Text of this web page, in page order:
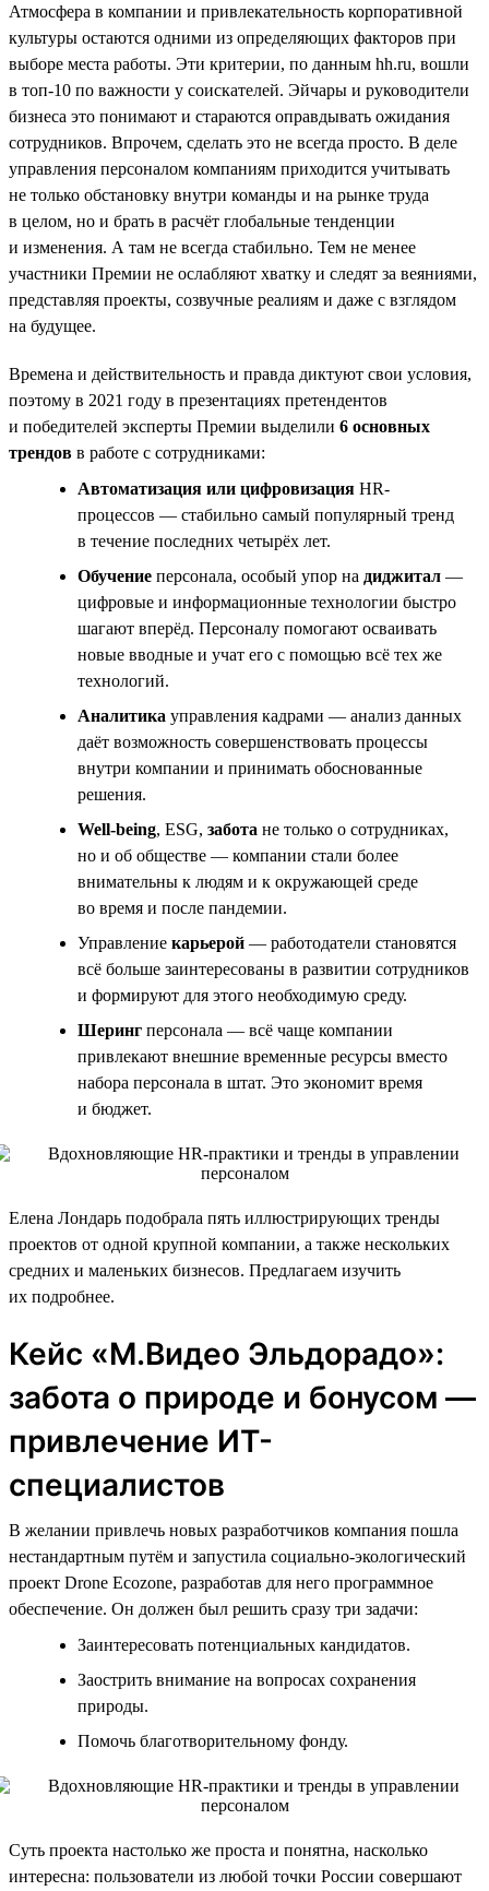
Атмосфера в компании и привлекательность корпоративной
культуры остаются одними из определяющих факторов при
выборе места работы. Эти критерии, по данным hh.ru, вошли
в топ-10 по важности у соискателей. Эйчары и руководители
бизнеса это понимают и стараются оправдывать ожидания
сотрудников. Впрочем, сделать это не всегда просто. В деле
управления персоналом компаниям приходится учитывать
не только обстановку внутри команды и на рынке труда
в целом, но и брать в расчёт глобальные тенденции
и изменения. А там не всегда стабильно. Тем не менее
участники Премии не ослабляют хватку и следят за веяниями,
представляя проекты, созвучные реалиям и даже с взглядом
на будущее.
Времена и действительность и правда диктуют свои условия,
поэтому в 2021 году в презентациях претендентов
и победителей эксперты Премии выделили 6 основных
трендов в работе с сотрудниками:
Автоматизация или цифровизация HR-
процессов — стабильно самый популярный тренд
в течение последних четырёх лет.
Обучение персонала, особый упор на диджитал —
цифровые и информационные технологии быстро
шагают вперёд. Персоналу помогают осваивать
новые вводные и учат его с помощью всё тех же
технологий.
Аналитика управления кадрами — анализ данных
даёт возможность совершенствовать процессы
внутри компании и принимать обоснованные
решения.
Well-being, ESG, забота не только о сотрудниках,
но и об обществе — компании стали более
внимательны к людям и к окружающей среде
во время и после пандемии.
Управление карьерой — работодатели становятся
всё больше заинтересованы в развитии сотрудников
и формируют для этого необходимую среду.
Шеринг персонала — всё чаще компании
привлекают внешние временные ресурсы вместо
набора персонала в штат. Это экономит время
и бюджет.
Елена Лондарь подобрала пять иллюстрирующих тренды
проектов от одной крупной компании, а также нескольких
средних и маленьких бизнесов. Предлагаем изучить
их подробнее.
Кейс «М.Видео Эльдорадо»:
забота о природе и бонусом —
привлечение ИТ-
специалистов
В желании привлечь новых разработчиков компания пошла
нестандартным путём и запустила социально-экологический
проект Drone Ecozone, разработав для него программное
обеспечение. Он должен был решить сразу три задачи:
Заинтересовать потенциальных кандидатов.
Заострить внимание на вопросах сохранения
природы.
Помочь благотворительному фонду.
Суть проекта настолько же проста и понятна, насколько
интересна: пользователи из любой точки России совершают